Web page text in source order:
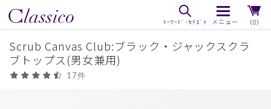
（0）
Scrub Canvas Club:ブラック・ジャックスクラ
ブトップス(男女兼用)
17件